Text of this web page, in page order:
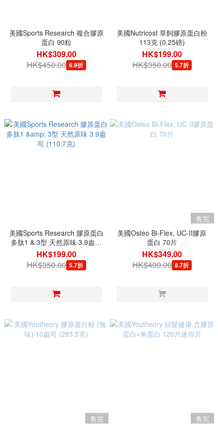
美國Sports Research 複合膠原
蛋白 90粒
HK$309.00
HK$450.00 6.9折
美國Nutricost 草飼膠原蛋白粉
113克 (0.25磅)
HK$199.00
HK$350.00 5.7折
美國Sports Research 膠原蛋白
多肽1 & 3型 天然原味 3.9盎司
(110.7克)
HK$199.00
HK$350.00 5.7折
售完
美國Osteo Bi-Flex, UC-II膠原
蛋白 70片
HK$349.00
HK$400.00 8.7折
售完
售完